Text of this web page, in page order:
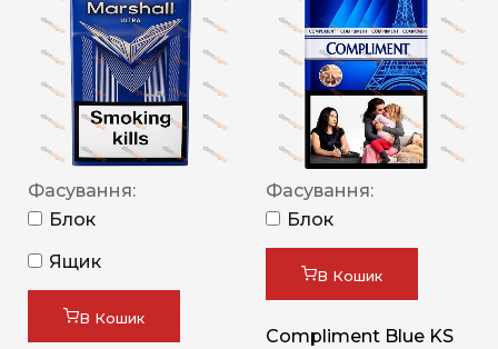
Фасування:
Блок
Ящик
В Кошик
Фасування:
Блок
В Кошик
Compliment Blue KS